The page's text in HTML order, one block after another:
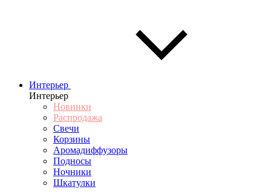
Интерьер
Интерьер
Новинки
Распродажа
Свечи
Корзины
Аромадиффузоры
Подносы
Ночники
Шкатулки